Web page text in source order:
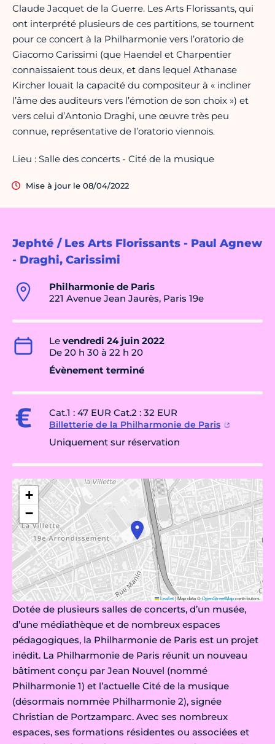
Jephté / Les Arts Florissants - Paul Agnew
- Draghi, Carissimi
Philharmonie de Paris
221 Avenue Jean Jaurès, Paris 19e
Le vendredi 24 juin 2022
De 20 h 30 à 22 h 20
Évènement terminé
Cat.1 : 47 EUR Cat.2 : 32 EUR
Billetterie de la Philharmonie de Paris
Uniquement sur réservation
+
−
Leaflet|Map data ©OpenStreetMapcontributors
Dotée de plusieurs salles de concerts, d’un musée,
d’une médiathèque et de nombreux espaces
pédagogiques, la Philharmonie de Paris est un projet
inédit. La Philharmonie de Paris réunit un nouveau
bâtiment conçu par Jean Nouvel (nommé
Philharmonie 1) et l’actuelle Cité de la musique
(désormais nommée Philharmonie 2), signée
Christian de Portzamparc. Avec ses nombreux
espaces, ses formations résidentes ou associées et
Claude Jacquet de la Guerre. Les Arts Florissants, qui
ont interprété plusieurs de ces partitions, se tournent
pour ce concert à la Philharmonie vers l’oratorio de
Giacomo Carissimi (que Haendel et Charpentier
connaissaient tous deux, et dans lequel Athanase
Kircher louait la capacité du compositeur à « incliner
l’âme des auditeurs vers l’émotion de son choix ») et
vers celui d’Antonio Draghi, une œuvre très peu
connue, représentative de l’oratorio viennois.
Lieu : Salle des concerts - Cité de la musique
Mise à jour le 08/04/2022